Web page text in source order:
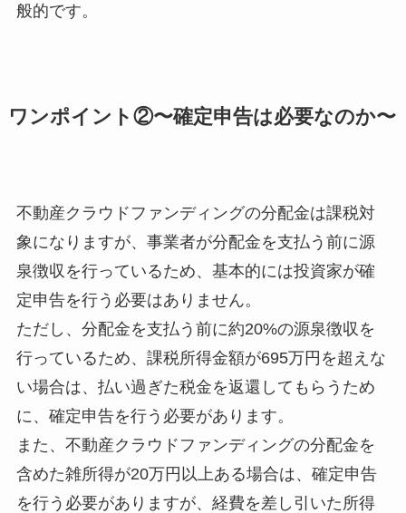
般的です。
ワンポイント②〜確定申告は必要なのか〜
不動産クラウドファンディングの分配金は課税対
象になりますが、事業者が分配金を支払う前に源
泉徴収を行っているため、基本的には投資家が確
定申告を行う必要はありません。
ただし、分配金を支払う前に約20%の源泉徴収を
行っているため、課税所得金額が695万円を超えな
い場合は、払い過ぎた税金を返還してもらうため
に、確定申告を行う必要があります。
また、不動産クラウドファンディングの分配金を
含めた雑所得が20万円以上ある場合は、確定申告
を行う必要がありますが、経費を差し引いた所得